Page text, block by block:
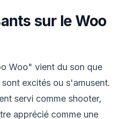
sur le Woo
Woo" vient du son que
excités ou s'amusent.
servi comme shooter,
apprécié comme une